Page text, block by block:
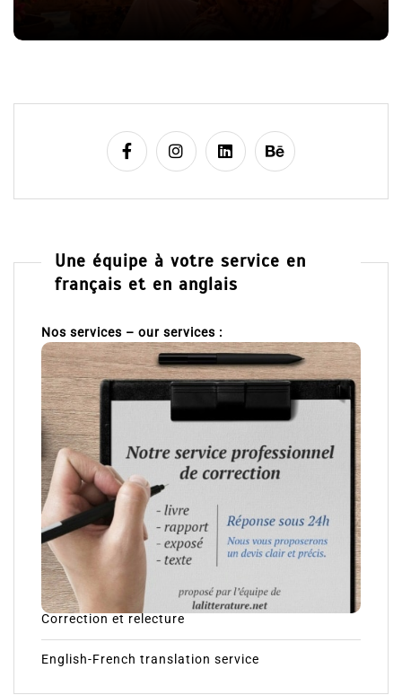
Une équipe à votre service en
français et en anglais
Nos services – our services :
Correction et relecture
English-French translation service